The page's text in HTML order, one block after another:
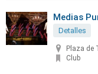
Medias
Detalles
Plaza de
Club